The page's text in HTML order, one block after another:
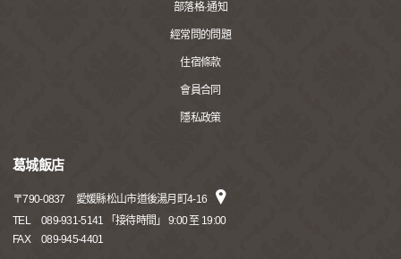
部落格·通知
經常問的問題
住宿條款
會員合同
隱私政策
葛城飯店
〒790-0837
愛媛縣松山市道後湯月町4-16
TEL
089-931-5141 「接待時間」 9:00 至 19:00
FAX
089-945-4401